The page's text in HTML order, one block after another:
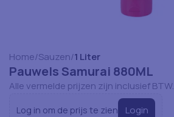
Home Sauzen 1 Liter
Pauwels Samurai 880ML
Alle vermelde prijzen zijn inclusief BTW.
Log in om de prijs te zien Login